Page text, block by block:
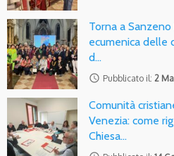
Torna a
ecumenica delle
d…
access_time Pubblicato il: 2
Comunità
Venezia: come
Chiesa…